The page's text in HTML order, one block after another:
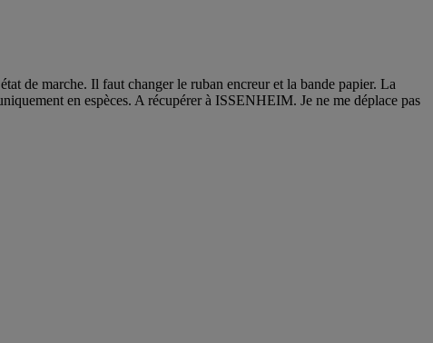
de marche. Il faut changer le ruban encreur et la bande papier. La
en espèces. A récupérer à ISSENHEIM. Je ne me déplace pas